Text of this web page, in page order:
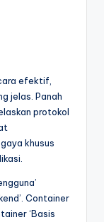
efektif,
jelas. Panah
protokol
khusus
Container
‘Basis